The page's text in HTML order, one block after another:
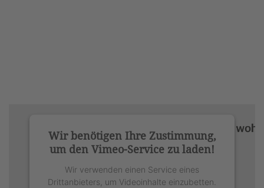
Wir benötigen Ihre Zustimmung,
um den Vimeo-Service zu laden!
Wir verwenden einen Service eines
Drittanbieters, um Videoinhalte einzubetten.